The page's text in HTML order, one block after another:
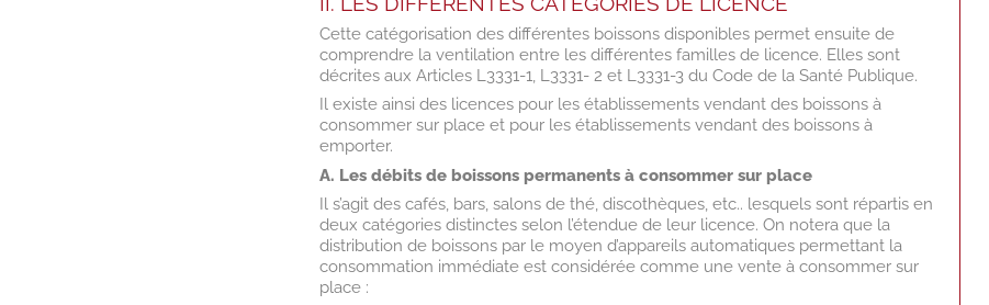
Cette catégorisation des différentes boissons disponibles permet ensuite de
comprendre la ventilation entre les différentes familles de licence. Elles sont
décrites aux Articles L3331-1, L3331- 2 et L3331-3 du Code de la Santé Publique.
Il existe ainsi des licences pour les établissements vendant des boissons à
consommer sur place et pour les établissements vendant des boissons à
emporter.
A. Les débits de boissons permanents à consommer sur place
Il s’agit des cafés, bars, salons de thé, discothèques, etc.. lesquels sont répartis en
deux catégories distinctes selon l’étendue de leur licence. On notera que la
distribution de boissons par le moyen d’appareils automatiques permettant la
consommation immédiate est considérée comme une vente à consommer sur
place :